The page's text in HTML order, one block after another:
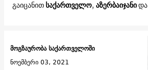
გაიცანითსაქართველო, აზერბაიჯანიდა
მოგზაურობა საქართველოში
ნოემბერი 03, 2021